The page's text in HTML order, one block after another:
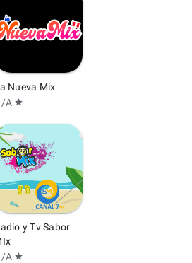
Nueva Mix
A star
y Tv Sabor
A star